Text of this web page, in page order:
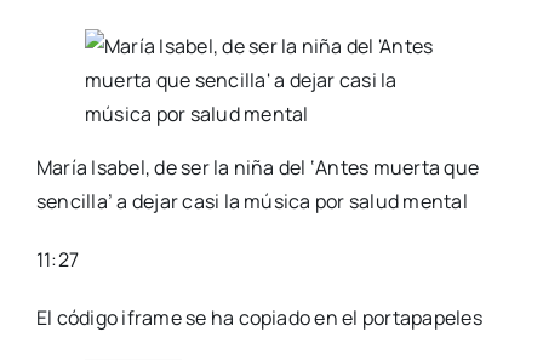
María Isabel, de ser la niña del ‘Antes muerta que
sencilla’ a dejar casi la música por salud mental
11:27
El código iframe se ha copiado en el portapapeles